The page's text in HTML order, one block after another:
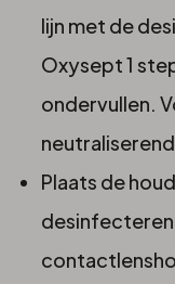
lijn met de
Oxysept 1
ondervullen.
Plaats de